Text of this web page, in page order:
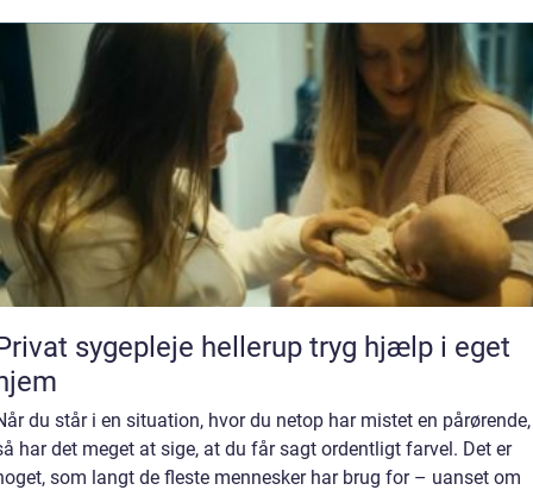
sygepleje hellerup tryg hjælp i eget
du står i en situation, hvor du netop har mistet en pårørende,
har det meget at sige, at du får sagt ordentligt farvel. Det er
som langt de fleste mennesker har brug for – uanset om